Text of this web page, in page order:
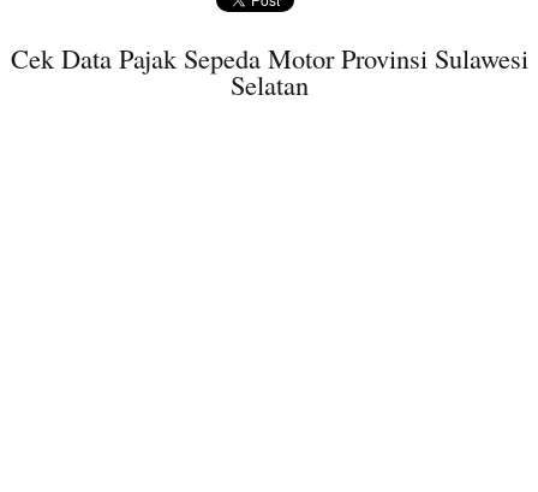
Cek Data Pajak Sepeda Motor Provinsi Sulawesi
Selatan